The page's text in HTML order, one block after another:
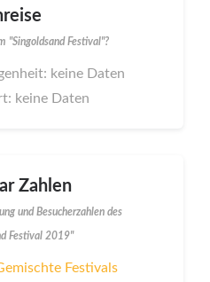
"Singoldsand Festival"?
keine Daten
keine Daten
Zahlen
und Besucherzahlen des
Festival 2019"
Festivals